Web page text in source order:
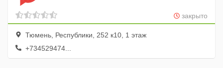
закрыто
Тюмень, Республики, 252 к10, 1 этаж
+734529474...